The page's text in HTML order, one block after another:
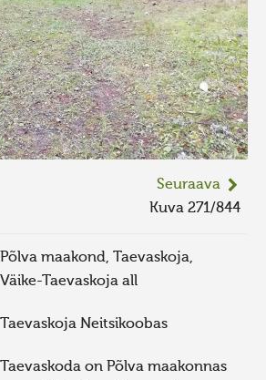
Seuraava
Kuva 271/844
Põlva maakond, Taevaskoja,
Väike-Taevaskoja all
Taevaskoja Neitsikoobas
Taevaskoda on Põlva maakonnas